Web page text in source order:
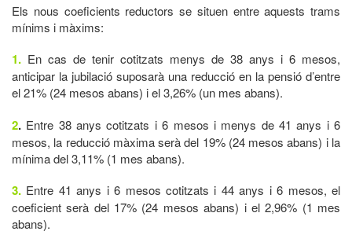
Els nous coeficients reductors se situen entre aquests trams
mínims i màxims:
1. En cas de tenir cotitzats menys de 38 anys i 6 mesos,
anticipar la jubilació suposarà una reducció en la pensió d’entre
el 21% (24 mesos abans) i el 3,26% (un mes abans).
2. Entre 38 anys cotitzats i 6 mesos i menys de 41 anys i 6
mesos, la reducció màxima serà del 19% (24 mesos abans) i la
mínima del 3,11% (1 mes abans).
3. Entre 41 anys i 6 mesos cotitzats i 44 anys i 6 mesos, el
coeficient serà del 17% (24 mesos abans) i el 2,96% (1 mes
abans).